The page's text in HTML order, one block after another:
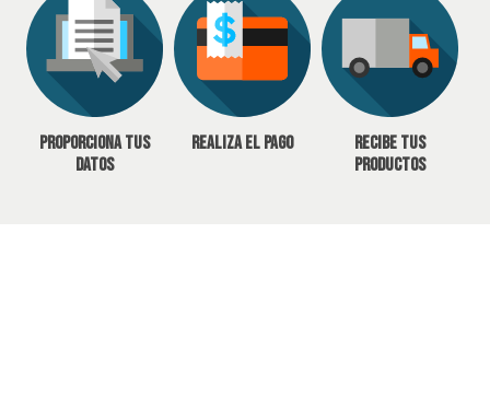
Proporciona tus
datos
Realiza el pago
Recibe tus
productos